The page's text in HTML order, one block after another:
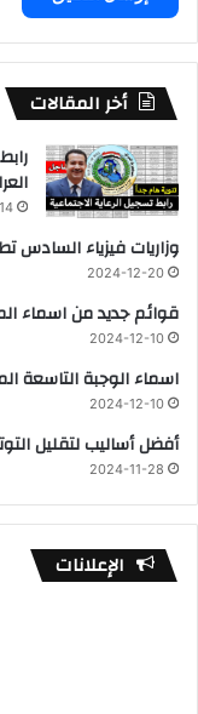
أخر المقالات
وزاريات فيزياء السادس
2024-12-20
قوائم جديد من اسماء
2024-12-10
اسماء الوجبة التاسعة
2024-12-10
أفضل أساليب لتقليل
2024-11-28
الإعلانات